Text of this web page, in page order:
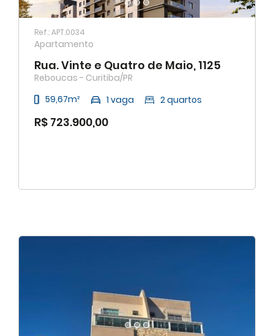
Ref.: APT.0034
Apartamento
Rua. Vinte e Quatro de Maio, 1125
Reboucas - Curitiba/PR
59,67m²
1 vaga 2 quartos
R$ 723.900,00